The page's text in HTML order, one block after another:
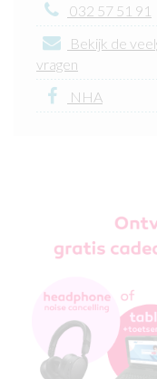
032 57 51 91
Bekijk de
vragen
NHA